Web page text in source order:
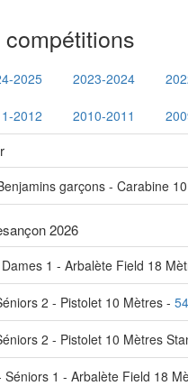
2025 2023-2024
2012 2010-2011
garçons - Carabine
2026
1 - Arbalète Field 18
2 - Pistolet 10 Mètres -
2 - Pistolet 10 Mètres
Séniors 1 - Arbalète Field 18